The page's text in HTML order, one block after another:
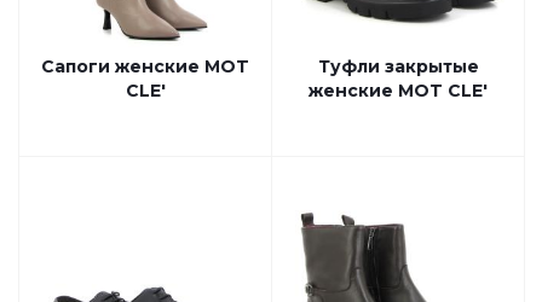
Сапоги женские MOT
CLE'
Туфли закрытые
женские MOT CLE'